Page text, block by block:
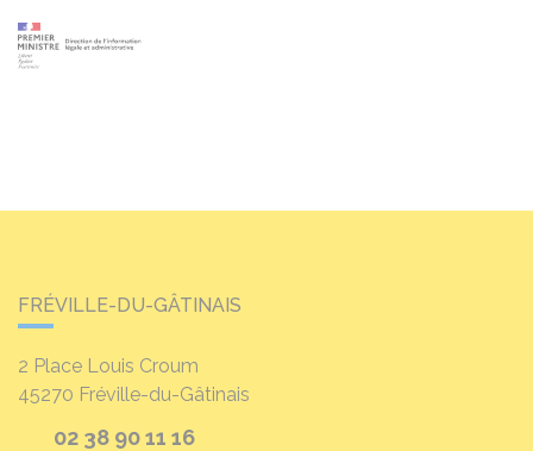
FRÉVILLE-DU-GÂTINAIS
2 Place Louis Croum
45270 Fréville-du-Gâtinais
02 38 90 11 16